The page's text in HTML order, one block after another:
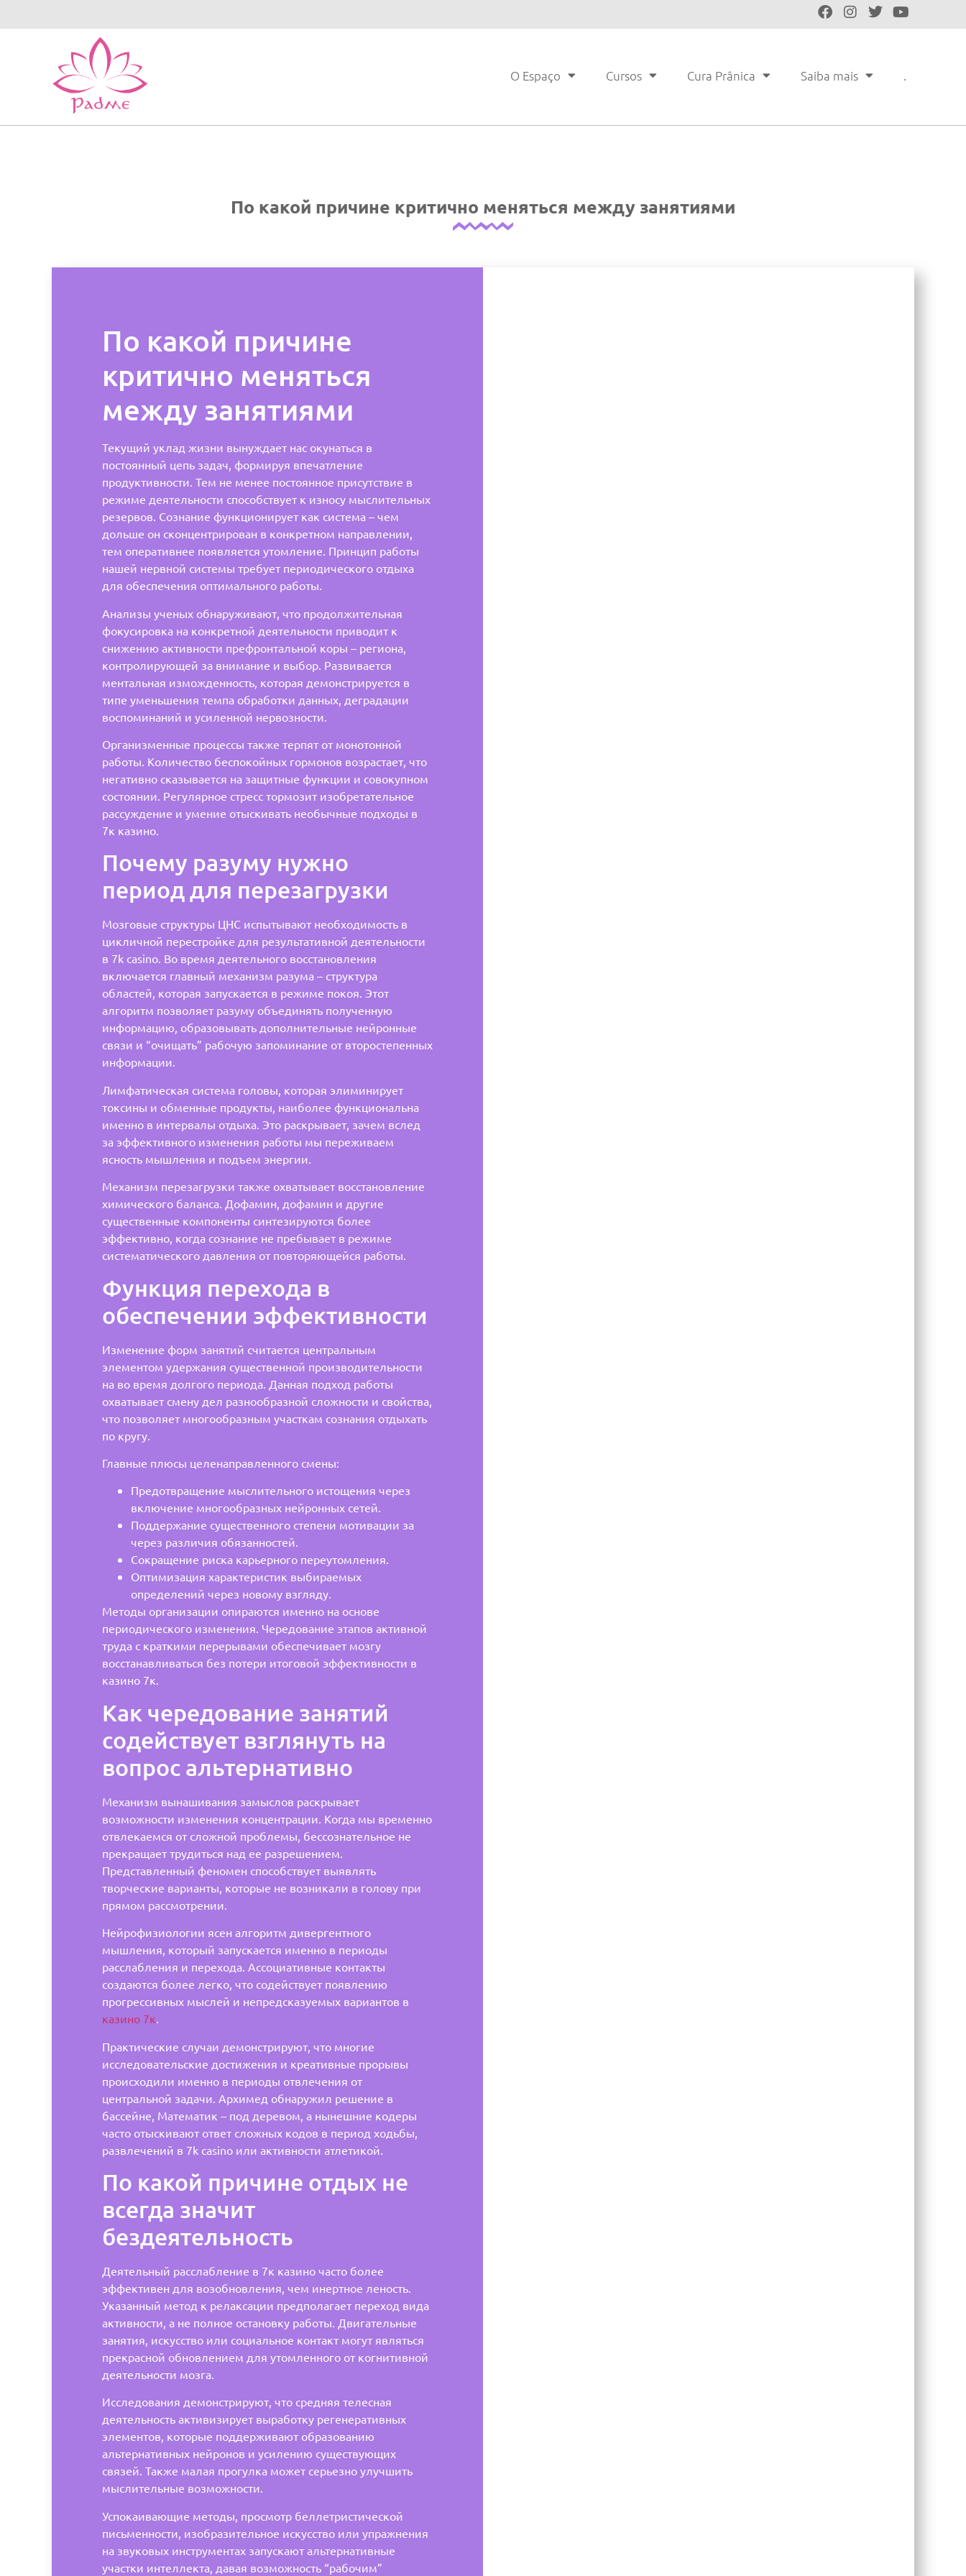
O Espaço Cursos Cura Prânica Saiba mais .
По какой причине критично меняться между занятиями
По какой причине
критично меняться
между занятиями
Текущий уклад жизни вынуждает нас окунаться в
постоянный цепь задач, формируя впечатление
продуктивности. Тем не менее постоянное присутствие в
режиме деятельности способствует к износу мыслительных
резервов. Сознание функционирует как система – чем
дольше он сконцентрирован в конкретном направлении,
тем оперативнее появляется утомление. Принцип работы
нашей нервной системы требует периодического отдыха
для обеспечения оптимального работы.
Анализы ученых обнаруживают, что продолжительная
фокусировка на конкретной деятельности приводит к
снижению активности префронтальной коры – региона,
контролирующей за внимание и выбор. Развивается
ментальная изможденность, которая демонстрируется в
типе уменьшения темпа обработки данных, деградации
воспоминаний и усиленной нервозности.
Организменные процессы также терпят от монотонной
работы. Количество беспокойных гормонов возрастает, что
негативно сказывается на защитные функции и совокупном
состоянии. Регулярное стресс тормозит изобретательное
рассуждение и умение отыскивать необычные подходы в
7к казино.
Почему разуму нужно
период для перезагрузки
Мозговые структуры ЦНС испытывают необходимость в
цикличной перестройке для результативной деятельности
в 7k casino. Во время деятельного восстановления
включается главный механизм разума – структура
областей, которая запускается в режиме покоя. Этот
алгоритм позволяет разуму объединять полученную
информацию, образовывать дополнительные нейронные
связи и “очищать” рабочую запоминание от второстепенных
информации.
Лимфатическая система головы, которая элиминирует
токсины и обменные продукты, наиболее функциональна
именно в интервалы отдыха. Это раскрывает, зачем вслед
за эффективного изменения работы мы переживаем
ясность мышления и подъем энергии.
Механизм перезагрузки также охватывает восстановление
химического баланса. Дофамин, дофамин и другие
существенные компоненты синтезируются более
эффективно, когда сознание не пребывает в режиме
систематического давления от повторяющейся работы.
Функция перехода в
обеспечении эффективности
Изменение форм занятий считается центральным
элементом удержания существенной производительности
на во время долгого периода. Данная подход работы
охватывает смену дел разнообразной сложности и свойства,
что позволяет многообразным участкам сознания отдыхать
по кругу.
Главные плюсы целенаправленного смены:
Предотвращение мыслительного истощения через
включение многообразных нейронных сетей.
Поддержание существенного степени мотивации за
через различия обязанностей.
Сокращение риска карьерного переутомления.
Оптимизация характеристик выбираемых
определений через новому взгляду.
Методы организации опираются именно на основе
периодического изменения. Чередование этапов активной
труда с краткими перерывами обеспечивает мозгу
восстанавливаться без потери итоговой эффективности в
казино 7к.
Как чередование занятий
содействует взглянуть на
вопрос альтернативно
Механизм вынашивания замыслов раскрывает
возможности изменения концентрации. Когда мы временно
отвлекаемся от сложной проблемы, бессознательное не
прекращает трудиться над ее разрешением.
Представленный феномен способствует выявлять
творческие варианты, которые не возникали в голову при
прямом рассмотрении.
Нейрофизиологии ясен алгоритм дивергентного
мышления, который запускается именно в периоды
расслабления и перехода. Ассоциативные контакты
создаются более легко, что содействует появлению
прогрессивных мыслей и непредсказуемых вариантов в
казино 7к.
Практические случаи демонстрируют, что многие
исследовательские достижения и креативные прорывы
происходили именно в периоды отвлечения от
центральной задачи. Архимед обнаружил решение в
бассейне, Математик – под деревом, а нынешние кодеры
часто отыскивают ответ сложных кодов в период ходьбы,
развлечений в 7k casino или активности атлетикой.
По какой причине отдых не
всегда значит
бездеятельность
Деятельный расслабление в 7к казино часто более
эффективен для возобновления, чем инертное леность.
Указанный метод к релаксации предполагает переход вида
активности, а не полное остановку работы. Двигательные
занятия, искусство или социальное контакт могут являться
прекрасной обновлением для утомленного от когнитивной
деятельности мозга.
Исследования демонстрируют, что средняя телесная
деятельность активизирует выработку регенеративных
элементов, которые поддерживают образованию
альтернативных нейронов и усилению существующих
связей. Также малая прогулка может серьезно улучшить
мыслительные возможности.
Успокаивающие методы, просмотр беллетристической
письменности, изобразительное искусство или упражнения
на звуковых инструментах запускают альтернативные
участки интеллекта, давая возможность “рабочим”